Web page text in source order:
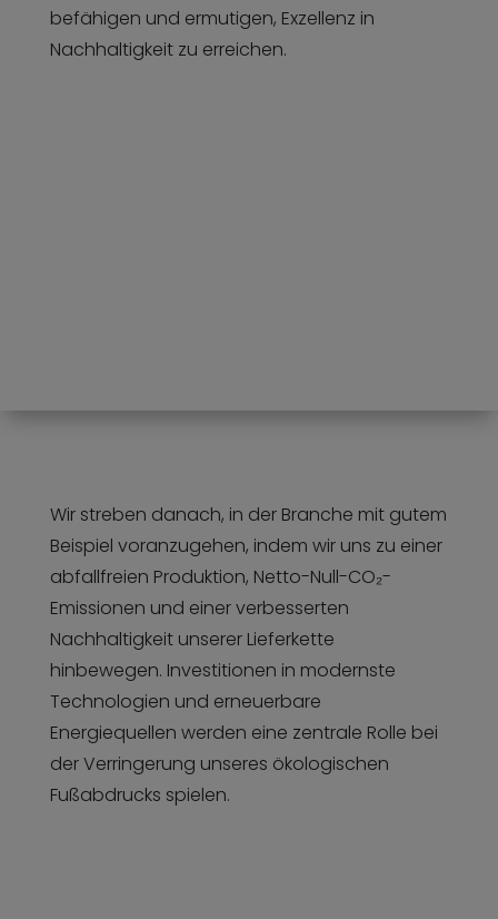
befähigen und ermutigen, Exzellenz in
Nachhaltigkeit zu erreichen.
Wir streben danach, in der Branche mit gutem
Beispiel voranzugehen, indem wir uns zu einer
abfallfreien Produktion, Netto-Null-CO₂-
Emissionen und einer verbesserten
Nachhaltigkeit unserer Lieferkette
hinbewegen. Investitionen in modernste
Technologien und erneuerbare
Energiequellen werden eine zentrale Rolle bei
der Verringerung unseres ökologischen
Fußabdrucks spielen.